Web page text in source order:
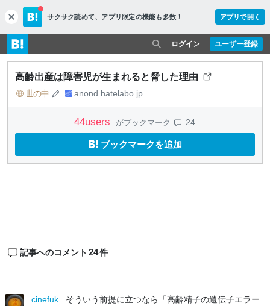
c
l
o
s
e
サクサク読めて、 アプリ限定の機能も多数！ アプリで開く
ユーザー登録
ログイン
高齢出産は障害児が生まれると脅した理由
世の中 anond.hatelabo.jp
44users がブックマーク 24
ブックマークを追加
記事へのコメント 24件
cinefuk
そういう前提に立つなら「高齢精子の遺伝子エラー